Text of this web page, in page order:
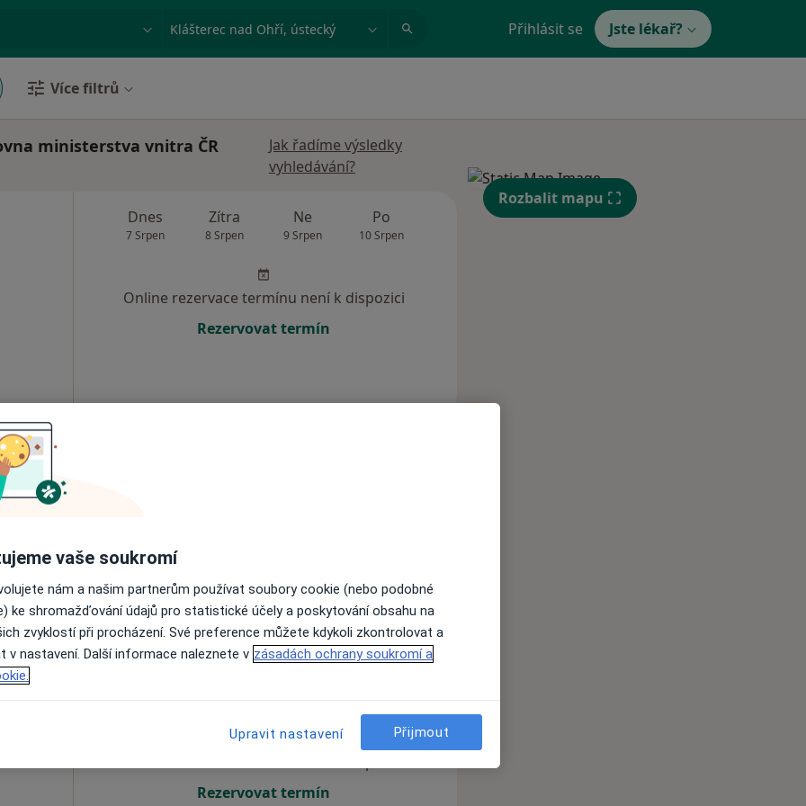
Město nebo region Přihlásit se Jste lékař?
Více filtrů
ministerstva vnitra ČR
Jak řadíme výsledky
vyhledávání?
Dnes
7 Srpen
Zítra
8 Srpen
Ne
9 Srpen
Po
10 Srpen
St Čt
Online rezervace termínu není k dispozici
Rezervovat termín
Rezervovat termín
Rozbalit mapu
vaše soukromí
nám a našim partnerům používat soubory cookie (nebo podobné
ke shromažďování údajů pro statistické účely a poskytování obsahu na
zvyklostí při procházení. Své preference můžete kdykoli zkontrolovat a
v nastavení. Další informace naleznete v zásadách ochrany soukromí a
Upravit nastavení Přijmout